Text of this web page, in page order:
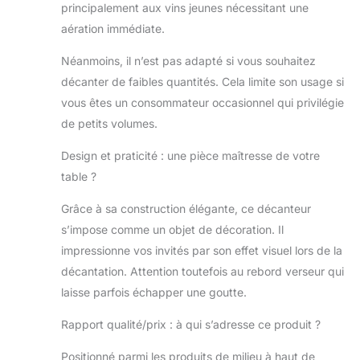
principalement aux vins jeunes nécessitant une
aération immédiate.
Néanmoins, il n’est pas adapté si vous souhaitez
décanter de faibles quantités. Cela limite son usage si
vous êtes un consommateur occasionnel qui privilégie
de petits volumes.
Design et praticité : une pièce maîtresse de votre
table ?
Grâce à sa construction élégante, ce décanteur
s’impose comme un objet de décoration. Il
impressionne vos invités par son effet visuel lors de la
décantation. Attention toutefois au rebord verseur qui
laisse parfois échapper une goutte.
Rapport qualité/prix : à qui s’adresse ce produit ?
Positionné parmi les produits de milieu à haut de